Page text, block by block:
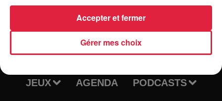
RADIO INFOS
TRAQUEURS D'EMPLOI CASTING
JEUX AGENDA PODCASTS
Gérer mes choix
Accepter et fermer